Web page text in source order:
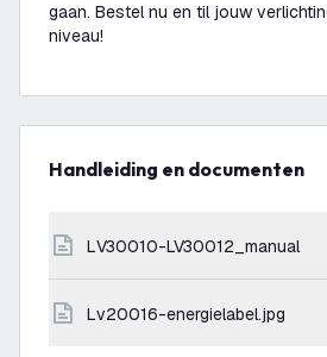
gaan. Bestel nu en til jouw
niveau!
Handleiding en documenten
LV30010-LV30012_manual
lv20016-energielabel.jpg